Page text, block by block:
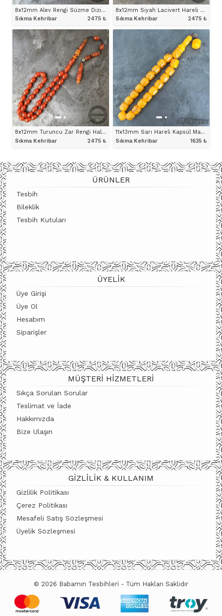
8x12mm Alev Rengi Süzme Dizim Halkalı İmameli Tesbih
Sıkma Kehribar
2475 ₺
ÜRÜNÜ İNCELE
8x12mm Siyah Lacivert Hareli Beyzi Model Halkalı İmameli Tesbih
Sıkma Kehribar
2475₺
ÜRÜNÜ İNCELE
8x12mm Turuncu Zar Rengi Halkalı İmameli Tesbih
Sıkma Kehribar
2475 ₺
ÜRÜNÜ İNCELE
11x13mm Sarı Hareli Kapsül Maskot Model Tesbih
Sıkma Kehribar
1635₺
ÜRÜNÜ İNCELE
ÜRÜNLER
Tesbih
Bileklik
Tesbih Kutuları
ÜYELIK
Üye Girişi
Üye Ol
Hesabım
Siparişler
MÜŞTERI HIZMETLERI
Sıkça Sorulan Sorular
Teslimat ve İade
Hakkımızda
Bize Ulaşın
GIZLILIK & KULLANIM
Gizlilik Politikası
Çerez Politikası
Mesafeli Satış Sözleşmesi
Üyelik Sözleşmesi
© 2026 Babamın Tesbihleri - Tüm Hakları Saklıdır